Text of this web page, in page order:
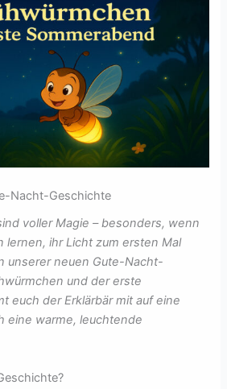
Nacht-Geschichte
voller Magie – besonders, wenn
lernen, ihr Licht zum ersten Mal
unserer neuen Gute-Nacht-
und der erste
euch der Erklärbär mit auf eine
eine warme, leuchtende